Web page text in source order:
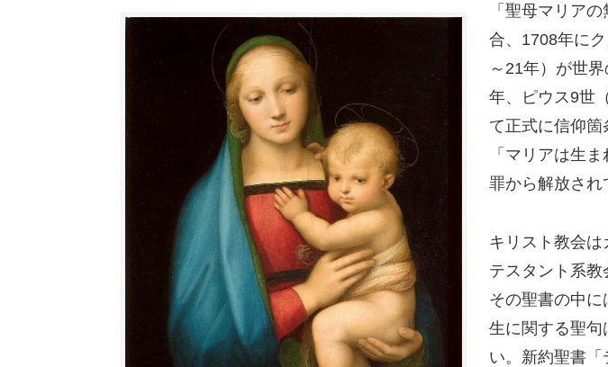
「聖母マリア
合、1708年に
～21年）が世
年、ピウス9世
て正式に信仰箇
「マリアは生
罪から解放され
キリスト教会は
テスタント系教
その聖書の中
生に関する聖句
い。新約聖書